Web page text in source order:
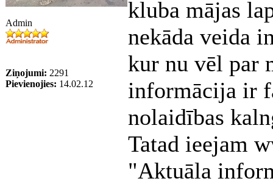
Admin
Ziņojumi: 2291
Pievienojies: 14.02.12
kluba mājas
nekāda veida
kur nu vēl par
informācija ir
nolaidības
Tatad ieejam
"Aktuāla